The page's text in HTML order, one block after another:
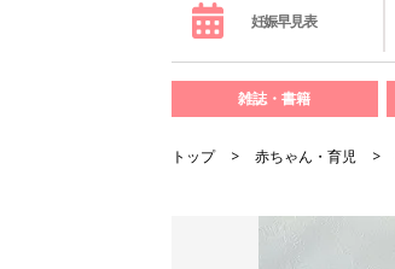
妊娠早見表
雑誌・書籍
トップ 赤ちゃん・育児